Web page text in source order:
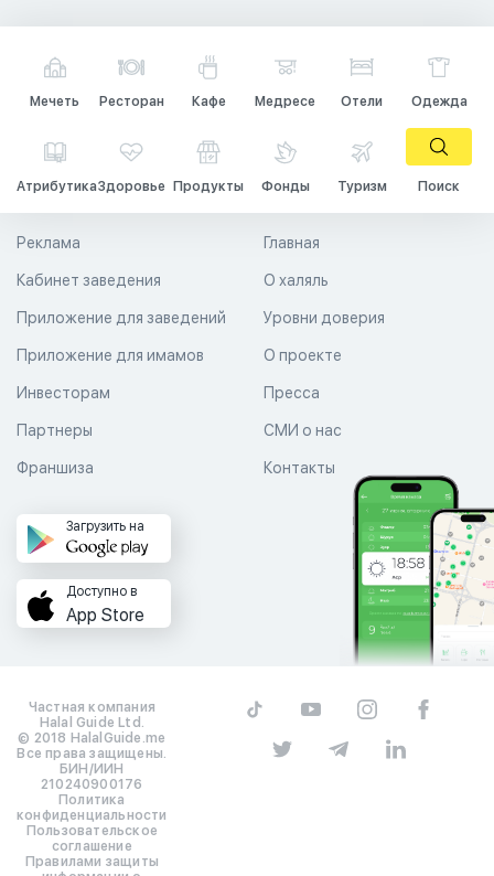
Мечеть Ресторан Кафе Медресе Отели Одежда
АтрибутикаЗдоровье Продукты Фонды Туризм Поиск
Главная
О халяль
Уровни доверия
Реклама
Кабинет заведения
Приложение для заведений
Приложение для имамов О проекте
Пресса
СМИ о нас
Контакты
Инвесторам
Партнеры
Франшиза
Загрузить на
Доступно в
App Store
Частная компания
Halal Guide Ltd.
© 2018 HalalGuide.me
Все права защищены.
БИН/ИИН
210240900176
Политика
конфиденциальности
Пользовательское
соглашение
Правилами защиты